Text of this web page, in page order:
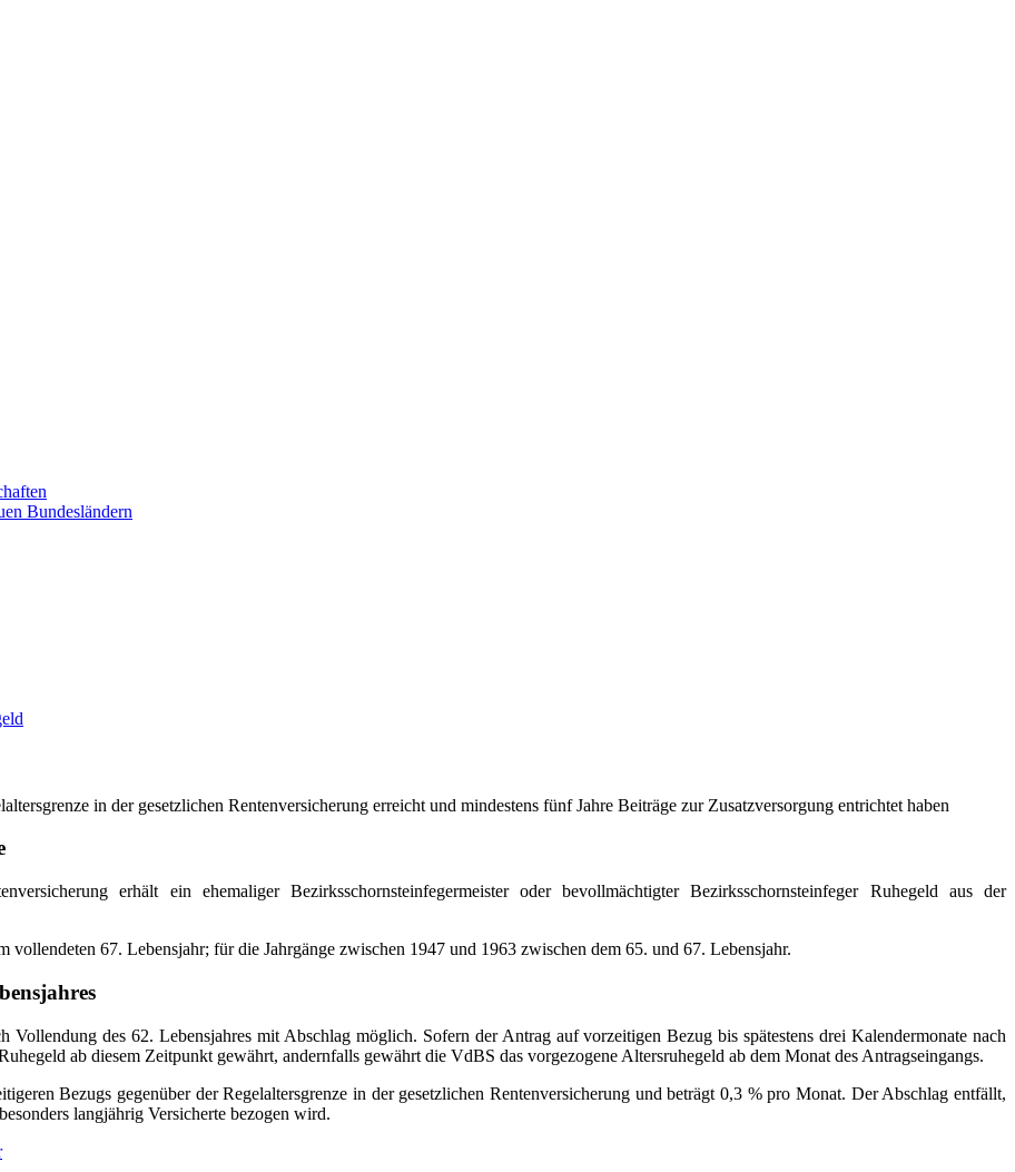
Bundesländern
in der gesetzlichen Rentenversicherung erreicht und mindestens fünf Jahre Beiträge zur Zusatzversorgung entrichtet haben
erhält ein ehemaliger Bezirksschornsteinfegermeister oder bevollmächtigter Bezirksschornsteinfeger Ruhegeld aus der
vollendeten 67. Lebensjahr; für die Jahrgänge zwischen 1947 und 1963 zwischen dem 65. und 67. Lebensjahr.
des 62. Lebensjahres mit Abschlag möglich. Sofern der Antrag auf vorzeitigen Bezug bis spätestens drei Kalendermonate nach
ab diesem Zeitpunkt gewährt, andernfalls gewährt die VdBS das vorgezogene Altersruhegeld ab dem Monat des Antragseingangs.
Bezugs gegenüber der Regelaltersgrenze in der gesetzlichen Rentenversicherung und beträgt 0,3 % pro Monat. Der Abschlag entfällt,
langjährig Versicherte bezogen wird.